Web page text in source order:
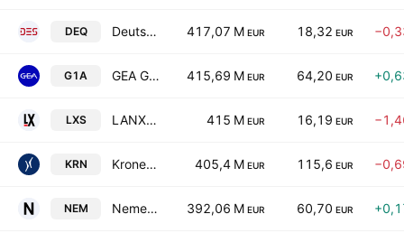
DEQ Deutsche EuroShop AG 417,07 M EUR 18,32 EUR
G1A GEA Group Aktiengesellschaft 415,69 M EUR 64,20 EUR
LXS LANXESS AG 415 M EUR 16,19 EUR
KRN Krones AG 405,4 M EUR 115,6 EUR
NEM Nemetschek SE 392,06 M EUR 60,70 EUR